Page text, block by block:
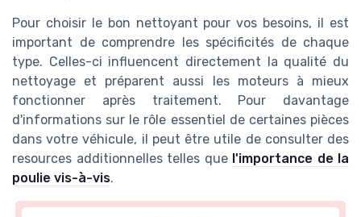
Pour choisir le bon nettoyant pour vos besoins, il est
important de comprendre les spécificités de chaque
type. Celles-ci influencent directement la qualité du
nettoyage et préparent aussi les moteurs à mieux
fonctionner après traitement. Pour davantage
d'informations sur le rôle essentiel de certaines pièces
dans votre véhicule, il peut être utile de consulter des
resources additionnelles telles que l'importance de la
poulie vis-à-vis.